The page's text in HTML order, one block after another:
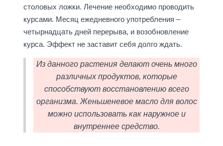
столовых ложки. Лечение необходимо проводить
курсами. Месяц ежедневного употребления –
четырнадцать дней перерыва, и возобновление
курса. Эффект не заставит себя долго ждать.
Из данного растения делают очень много
различных продуктов, которые
способствуют восстановлению всего
организма. Женьшеневое масло для волос
можно использовать как наружное и
внутреннее средство.